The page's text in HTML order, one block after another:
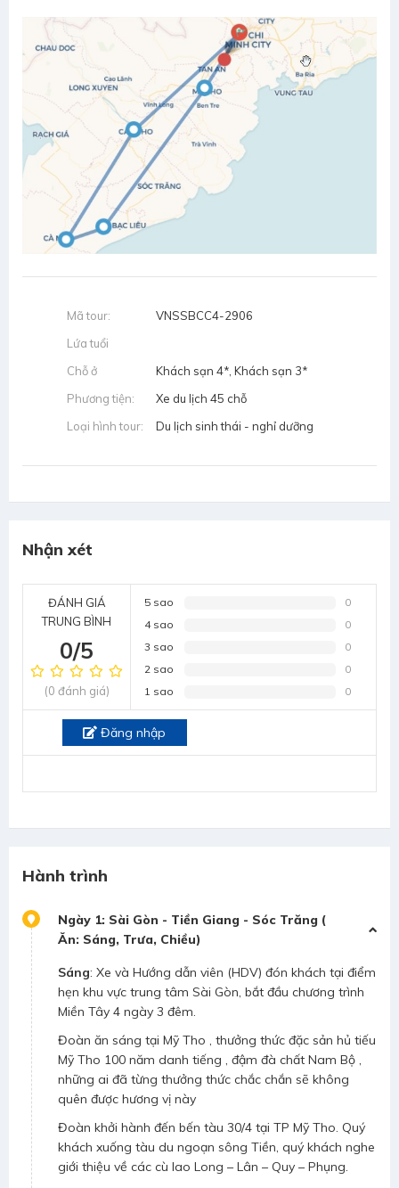
Mã tour:
VNSSBCC4-2906
Lứa tuổi
Chỗ ở
Khách sạn 4*, Khách sạn 3*
Phương tiện:
Xe du lịch 45 chỗ
Loại hình tour:
Du lịch sinh thái - nghỉ dưỡng
Nhận xét
ĐÁNH GIÁ
TRUNG BÌNH
0/5
(0 đánh giá)
5 sao
0
4 sao
0
3 sao
0
2 sao
0
1 sao
0
Đăng nhập
Hành trình
Ngày 1: Sài Gòn - Tiền Giang - Sóc Trăng (
Ăn: Sáng, Trưa, Chiều)
Sáng: Xe và Hướng dẫn viên (HDV) đón khách tại điểm
hẹn khu vực trung tâm Sài Gòn, bắt đầu chương trình
Miền Tây 4 ngày 3 đêm.
Đoàn ăn sáng tại Mỹ Tho , thưởng thức đặc sản hủ tiếu
Mỹ Tho 100 năm danh tiếng , đậm đà chất Nam Bộ ,
những ai đã từng thưởng thức chắc chắn sẽ không
quên được hương vị này
Đoàn khởi hành đến bến tàu 30/4 tại TP Mỹ Tho. Quý
khách xuống tàu du ngoạn sông Tiền, quý khách nghe
giới thiệu về các cù lao Long – Lân – Quy – Phụng.